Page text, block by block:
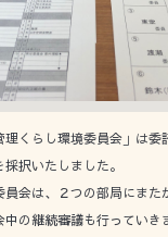
くらし環境委員会」は委
択いたしました。
会は、２つの部局にまた
の継続審議も行っていき